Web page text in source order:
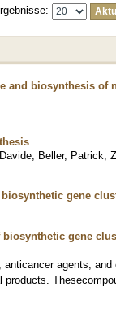
and biosynthesis of
; Beller, Patrick;
gene
gene
agents, and